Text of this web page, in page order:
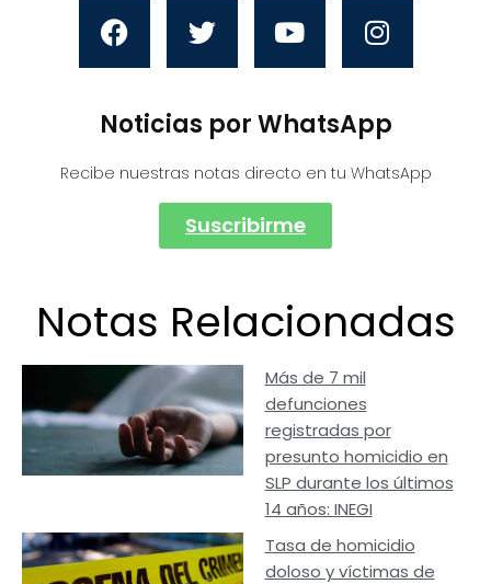
Noticias por WhatsApp
Recibe nuestras notas directo en tu WhatsApp
Suscribirme
Notas Relacionadas
Más de 7 mil
defunciones
registradas por
presunto homicidio en
SLP durante los últimos
14 años: INEGI
Tasa de homicidio
doloso y víctimas de